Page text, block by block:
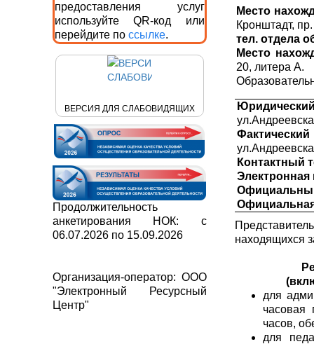
предоставления услуг
используйте QR-код или
перейдите по ссылке.
ВЕРСИЯ ДЛЯ СЛАБОВИДЯЩИХ
Продолжительность
анкетирования НОК: с
06.07.2026 по 15.09.2026
Организация-оператор: ООО
"Электронный Ресурсный
Центр"
Место
тел. отдела
Место
20, литера А.
Контактный
Электронная
находящихся
для
часовая
часов,
для